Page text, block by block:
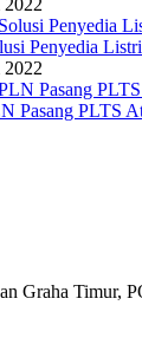
2022
Penyedia
2022
Pasang PLTS
Graha Timur,